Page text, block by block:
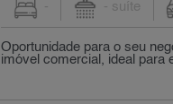
- - suíte
Oportunidade para o seu
imóvel comercial, ideal para